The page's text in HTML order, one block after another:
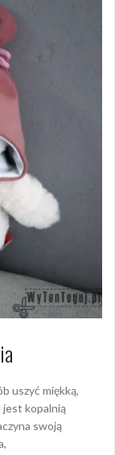
uszyć miękką,
jest kopalnią
swoją